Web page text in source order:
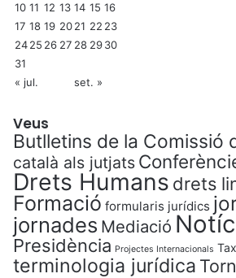
10 11 12 13 14 15 16
17 18 19 2021 22 23
2425 26 27 28 2930
31
« jul.
set. »
Veus
Butlletins de la Comissió
català als jutjats
Drets Humans drets
Formació formularis jurídics
jornades Mediació
Presidència Projectes Internacionals
terminologia jurídica